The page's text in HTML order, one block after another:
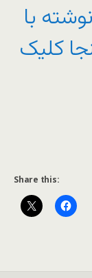
با
کلیک
Share this: